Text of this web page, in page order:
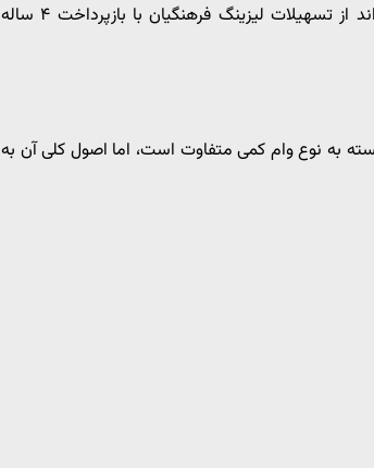
دانشجومعلمی که قصد خرید لپ‌تاپ یا گوشی برای تدریس دارد، می‌تواند از تسهیلات لیزینگ فرهنگیان با بازپرداخت ۴ ساله
به نوع وام کمی متفاوت است، اما اصول کلی آن به